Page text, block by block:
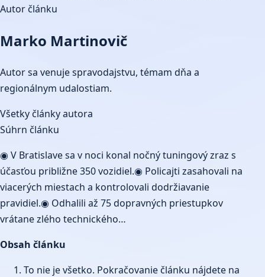
Autor článku
Marko Martinovič
Autor sa venuje spravodajstvu, témam dňa a
regionálnym udalostiam.
Všetky články autora
Súhrn článku
◉ V Bratislave sa v noci konal nočný tuningový zraz s
účasťou približne 350 vozidiel.◉ Policajti zasahovali na
viacerých miestach a kontrolovali dodržiavanie
pravidiel.◉ Odhalili až 75 dopravných priestupkov
vrátane zlého technického…
Obsah článku
To nie je všetko. Pokračovanie článku nájdete na